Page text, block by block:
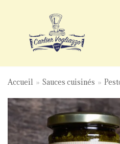
contenu
Accueil » Sauces cuisinés »